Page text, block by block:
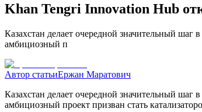
Khan Tengri Innovation Hub
Казахстан делает очередной значительный
амбициозный п
Автор статьиЕржан Маратович
Казахстан делает очередной значительный
амбициозный проект призван стать